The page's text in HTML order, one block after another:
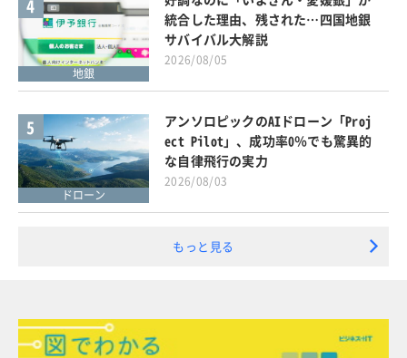
4
地銀
統合した理由、残された…四国地銀
サバイバル大解説
2026/08/05
5
ドローン
アンソロピックのAIドローン「Proj
ect Pilot」、成功率0％でも驚異的
な自律飛行の実力
2026/08/03
もっと見る